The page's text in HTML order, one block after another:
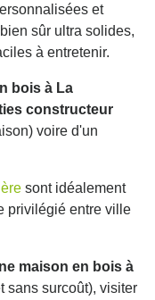
et
sûr ultra solides,
à entretenir.
bois à La
constructeur
voire d'un
sont idéalement
privilégié entre ville
maison en bois à
sans surcoût), visiter